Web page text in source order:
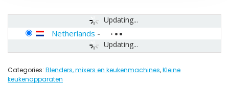
Updating...
Updating...
Netherlands -
Categories: Blenders, mixers en keukenmachines,Kleine
keukenapparaten